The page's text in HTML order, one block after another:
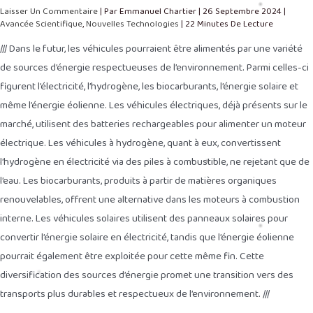
Laisser Un Commentaire| ParEmmanuel Chartier| 26 Septembre 2024|
Avancée Scientifique,Nouvelles Technologies| 22 Minutes De Lecture
/// Dans le futur, les véhicules pourraient être alimentés par une variété
de sources d’énergie respectueuses de l’environnement. Parmi celles-ci
figurent l’électricité, l’hydrogène, les biocarburants, l’énergie solaire et
même l’énergie éolienne. Les véhicules électriques, déjà présents sur le
marché, utilisent des batteries rechargeables pour alimenter un moteur
électrique. Les véhicules à hydrogène, quant à eux, convertissent
l’hydrogène en électricité via des piles à combustible, ne rejetant que de
l’eau. Les biocarburants, produits à partir de matières organiques
renouvelables, offrent une alternative dans les moteurs à combustion
interne. Les véhicules solaires utilisent des panneaux solaires pour
convertir l’énergie solaire en électricité, tandis que l’énergie éolienne
pourrait également être exploitée pour cette même fin. Cette
diversification des sources d’énergie promet une transition vers des
transports plus durables et respectueux de l’environnement. ///